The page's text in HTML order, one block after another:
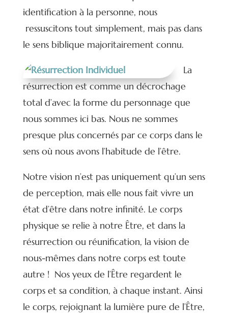
identification à la personne, nous
ressuscitons tout simplement, mais pas dans
le sens biblique majoritairement connu.
La
résurrection est comme un décrochage
total d’avec la forme du personnage que
nous sommes ici bas. Nous ne sommes
presque plus concernés par ce corps dans le
sens où nous avons l’habitude de l’être.
Notre vision n’est pas uniquement qu’un sens
de perception, mais elle nous fait vivre un
état d’être dans notre infinité. Le corps
physique se relie à notre Être, et dans la
résurrection ou réunification, la vision de
nous-mêmes dans notre corps est toute
autre ! Nos yeux de l’Être regardent le
corps et sa condition, à chaque instant. Ainsi
le corps, rejoignant la lumière pure de l’Être,